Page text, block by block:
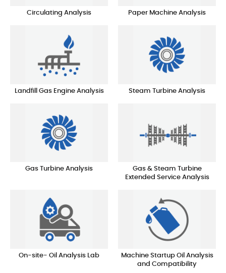
Circulating Analysis Paper Machine Analysis
Landfill Gas Engine Analysis Steam Turbine Analysis
Gas Turbine Analysis
Gas & Steam Turbine
Extended Service Analysis
On-site- Oil Analysis Lab
Machine Startup Oil Analysis
and Compatibility